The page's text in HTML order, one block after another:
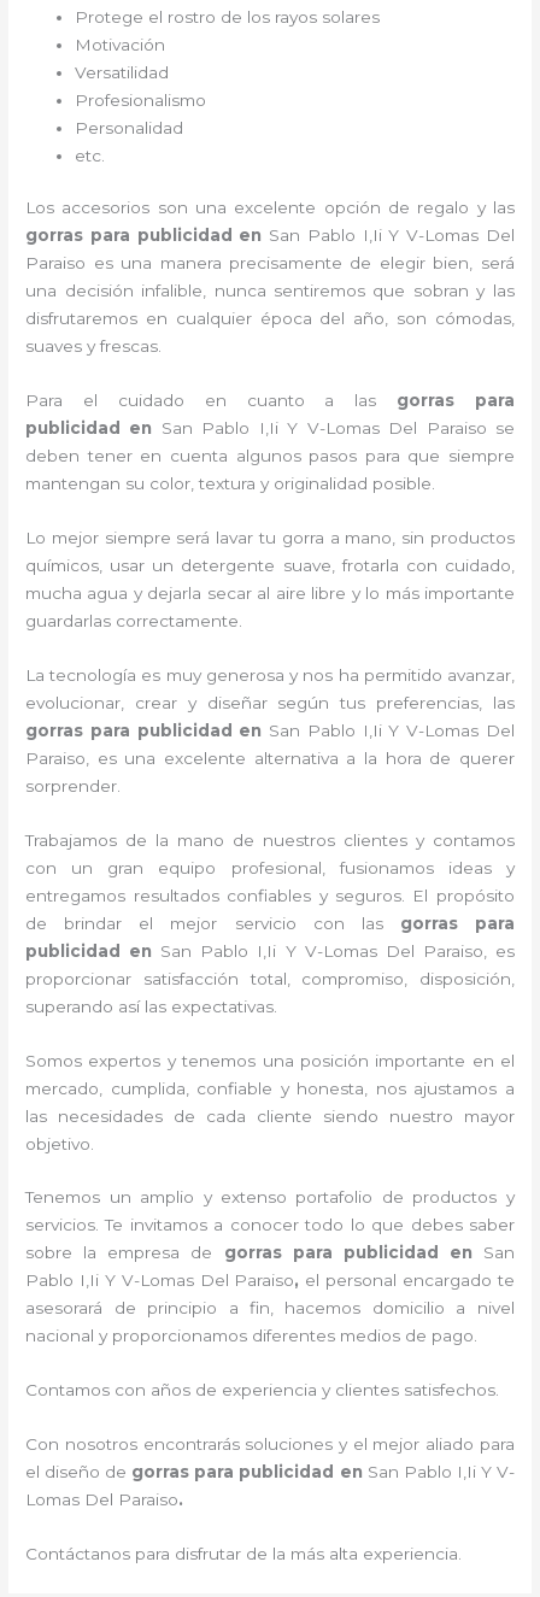
Protege el rostro de los rayos solares
Motivación
Versatilidad
Profesionalismo
Personalidad
etc.
Los accesorios son una excelente opción de regalo y las
gorras para publicidad en San Pablo I,Ii Y V-Lomas Del
Paraiso es una manera precisamente de elegir bien, será
una decisión infalible, nunca sentiremos que sobran y las
disfrutaremos en cualquier época del año, son cómodas,
suaves y frescas.
Para el cuidado en cuanto a las gorras para
publicidad
en San Pablo I,Ii Y V-Lomas Del Paraiso se
deben tener en cuenta algunos pasos para que siempre
mantengan su color, textura y originalidad posible.
Lo mejor siempre será lavar tu gorra a mano, sin productos
químicos, usar un detergente suave, frotarla con cuidado,
mucha agua y dejarla secar al aire libre y lo más importante
guardarlas correctamente.
La tecnología es muy generosa y nos ha permitido avanzar,
evolucionar, crear y diseñar según tus preferencias, las
gorras para publicidad en San Pablo I,Ii Y V-Lomas Del
Paraiso, es una excelente alternativa a la hora de querer
sorprender.
Trabajamos de la mano de nuestros clientes y contamos
con un gran equipo profesional, fusionamos ideas y
entregamos resultados confiables y seguros. El propósito
de brindar el mejor servicio con las gorras para
publicidad
en San Pablo I,Ii Y V-Lomas Del Paraiso, es
proporcionar satisfacción total, compromiso, disposición,
superando así las expectativas.
Somos expertos y tenemos una posición importante en el
mercado, cumplida, confiable y honesta, nos ajustamos a
las necesidades de cada cliente siendo nuestro mayor
objetivo.
Tenemos un amplio y extenso portafolio de productos y
servicios. Te invitamos a conocer todo lo que debes saber
sobre la empresa de gorras para publicidad en San
Pablo I,Ii Y V-Lomas Del Paraiso, el personal encargado te
asesorará de principio a fin, hacemos domicilio a nivel
nacional y proporcionamos diferentes medios de pago.
Contamos con años de experiencia y clientes satisfechos.
Con nosotros encontrarás soluciones y el mejor aliado para
el diseño de gorras para publicidad en San Pablo I,Ii Y V-
Lomas Del Paraiso.
Contáctanos para disfrutar de la más alta experiencia.